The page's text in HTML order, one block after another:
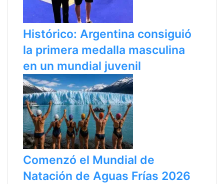
Histórico: Argentina consiguió
la primera medalla masculina
en un mundial juvenil
Comenzó el Mundial de
Natación de Aguas Frías 2026